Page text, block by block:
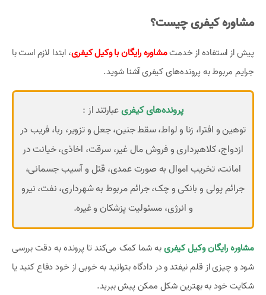
مشاوره کیفری چیست؟
پیش از استفاده از خدمتمشاوره رایگان با وکیل کیفری، ابتدا لازم است با
جرایم مربوط به پرونده‌های کیفری آشنا شوید.
پرونده‌های کیفریعبارتند از :
توهین و افترا، زنا و لواط، سقط جنین، جعل و تزویر، ربا، فریب در
ازدواج، کلاهبرداری و فروش مال غیر، سرقت، اخاذی، خیانت در
امانت، تخریب اموال به صورت عمدی، قتل و آسیب جسمانی،‌
جرائم پولی و بانکی و چک، جرائم مربوط به شهرداری، نفت، نیرو
و انرژی، مسئولیت پزشکان و غیره.
مشاوره رایگان وکیل کیفریبه شما کمک می‌کند تا پرونده به دقت بررسی
شود و چیزی از قلم نیفتد و در دادگاه بتوانید به خوبی از خود دفاع کنید یا
شکایت خود به بهترین شکل ممکن پیش ببرید.